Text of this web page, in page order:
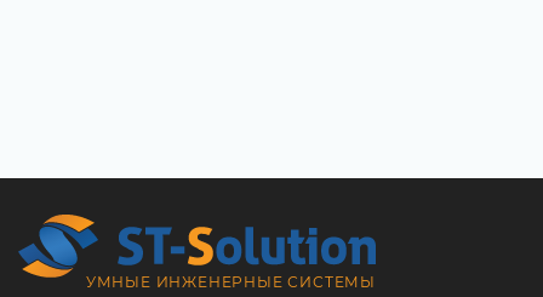
УМНЫЕ ИНЖЕНЕРНЫЕ СИСТЕМЫ